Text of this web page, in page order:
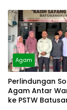
Agam
Perlindungan
Agam Antar
ke PSTW